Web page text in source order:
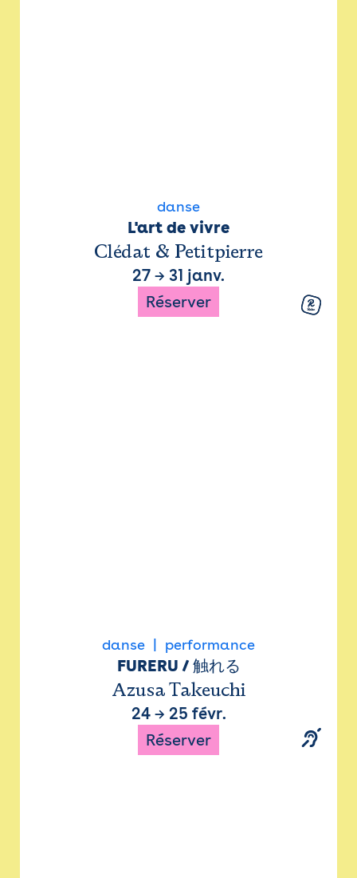
danse
L'art de vivre
Clédat & Petitpierre
27 → 31 janv.
Réserver
danse performance
FURERU / 触れる
Azusa Takeuchi
24→ 25 févr.
Réserver